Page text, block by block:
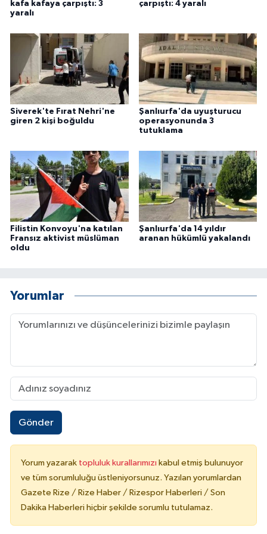
kafa kafaya çarpıştı: 3
yaralı
çarpıştı: 4 yaralı
Siverek'te Fırat Nehri'ne
giren 2 kişi boğuldu
Şanlıurfa'da uyuşturucu
operasyonunda 3
tutuklama
Filistin Konvoyu'na katılan
Fransız aktivist müslüman
oldu
Şanlıurfa'da 14 yıldır
aranan hükümlü yakalandı
Yorumlar
Gönder
Yorum yazarak topluluk kurallarımızı kabul etmiş bulunuyor
ve tüm sorumluluğu üstleniyorsunuz. Yazılan yorumlardan
Gazete Rize / Rize Haber / Rizespor Haberleri / Son
Dakika Haberleri hiçbir şekilde sorumlu tutulamaz.
ÜLKE GÜNDEMİ
YAŞAM
YEREL
Yerel Haberler